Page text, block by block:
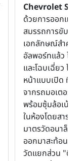
Chevrolet
ด้วยการออกแบบ
สมรรถการขับขี่ที่
เอกลักษณ์สำคัญอ
อัลพอร์ทแล้ว โซนิ
และโฉบเฉี่ยว โดย
หน้าแบบเปิด ที่ได้
จากรถมอเตอร์ไบ
พร้อมซุ้มล้อเน้นค
ในห้องโดยสาร ส
มาตรวัดอนาล็อค/
ออกมาสะท้อนคว
วัดแยกส่วน "ติด